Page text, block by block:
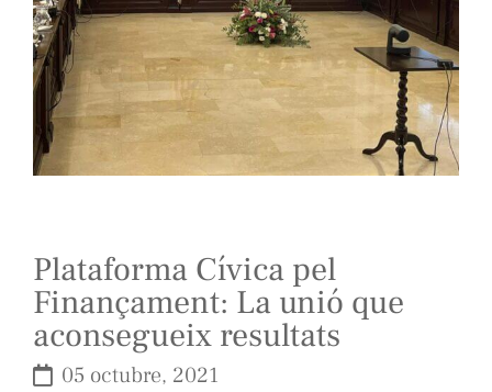
Plataforma Cívica pel
Finançament: La unió que
aconsegueix resultats
05 octubre, 2021